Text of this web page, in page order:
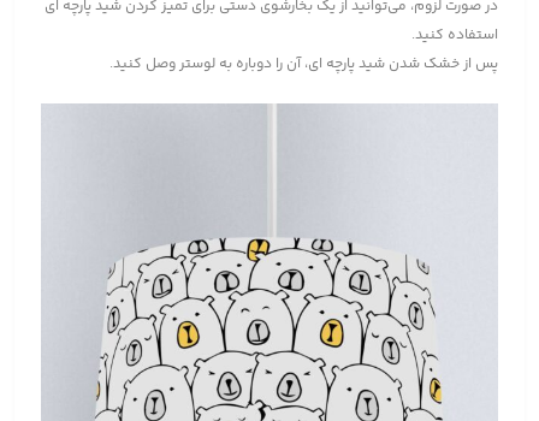
در صورت لزوم، می‌توانید از یک بخارشوی دستی برای تمیز کردن شید پارچه ای
استفاده کنید.
پس از خشک شدن شید پارچه ای، آن را دوباره به لوستر وصل کنید.